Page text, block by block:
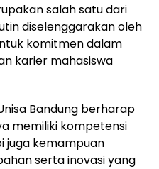
salah satu dari
diselenggarakan oleh
komitmen dalam
karier mahasiswa
Bandung berharap
memiliki kompetensi
juga kemampuan
serta inovasi yang